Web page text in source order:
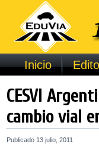
Inicio
CESVI
cambio vial
Publicado 13 julio, 2011